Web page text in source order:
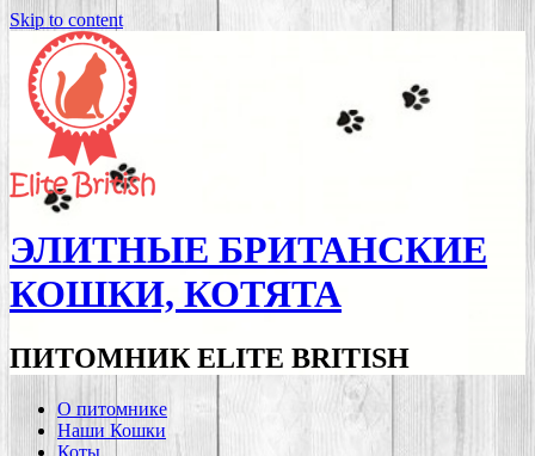
Skip to content
ЭЛИТНЫЕ БРИТАНСКИЕ
КОШКИ, КОТЯТА
ПИТОМНИК ELITE BRITISH
О питомнике
Наши Кошки
Коты